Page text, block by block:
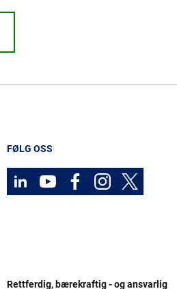
FØLG OSS
Rettferdig, bærekraftig - og ansvarlig